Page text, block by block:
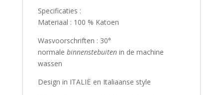
Specificaties :
Materiaal : 100 % Katoen
Wasvoorschriften : 30°
normale binnenstebuiten in de machine
wassen
Design in ITALIË en Italiaanse style